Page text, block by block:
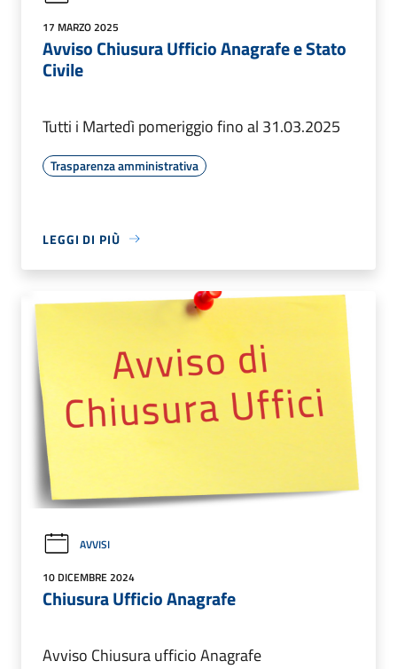
17 MARZO 2025
Avviso Chiusura Ufficio Anagrafe e Stato
Civile
Tutti i Martedì pomeriggio fino al 31.03.2025
Trasparenza amministrativa
LEGGI DI PIÙ
AVVISI
10 DICEMBRE 2024
Chiusura Ufficio Anagrafe
Avviso Chiusura ufficio Anagrafe